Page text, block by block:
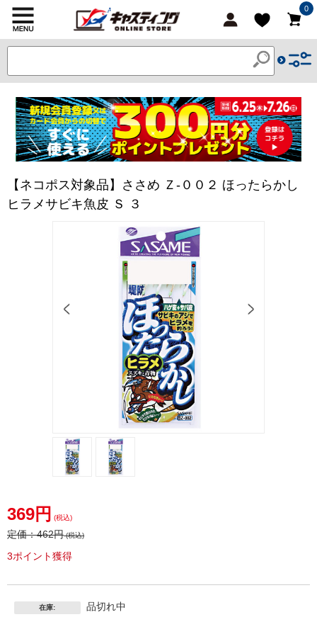
0
【ネコポス対象品】ささめ Ｚ-００２ ほったらかし
ヒラメサビキ魚皮 Ｓ ３
369円 (税込)
定価：462円(税込)
3ポイント獲得
在庫: 品切れ中